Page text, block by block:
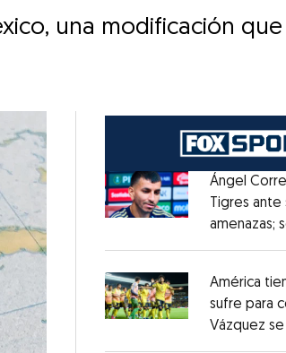
una modificación
Opens in new window
Ángel
Tigres
amenazas;
Opens in new window
América
sufre para
Vázquez